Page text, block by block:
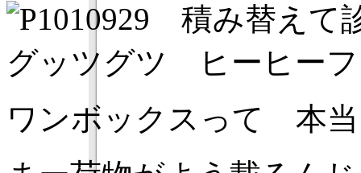
積み替えて
グッツグツ ヒーヒー
ワンボックスって 本